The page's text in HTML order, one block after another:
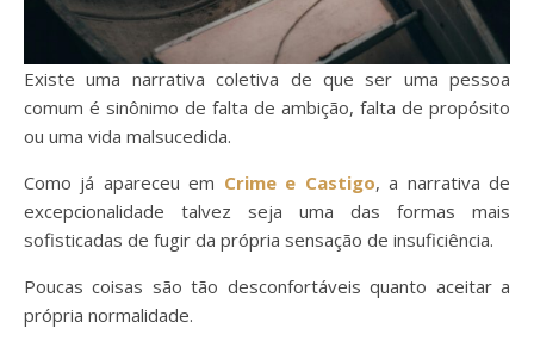
Existe uma narrativa coletiva de que ser uma pessoa
comum é sinônimo de falta de ambição, falta de propósito
ou uma vida malsucedida.
Como já apareceu em Crime e Castigo, a narrativa de
excepcionalidade talvez seja uma das formas mais
sofisticadas de fugir da própria sensação de insuficiência.
Poucas coisas são tão desconfortáveis quanto aceitar a
própria normalidade.